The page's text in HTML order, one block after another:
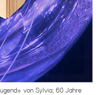
von Sylvia, 60 Jahre